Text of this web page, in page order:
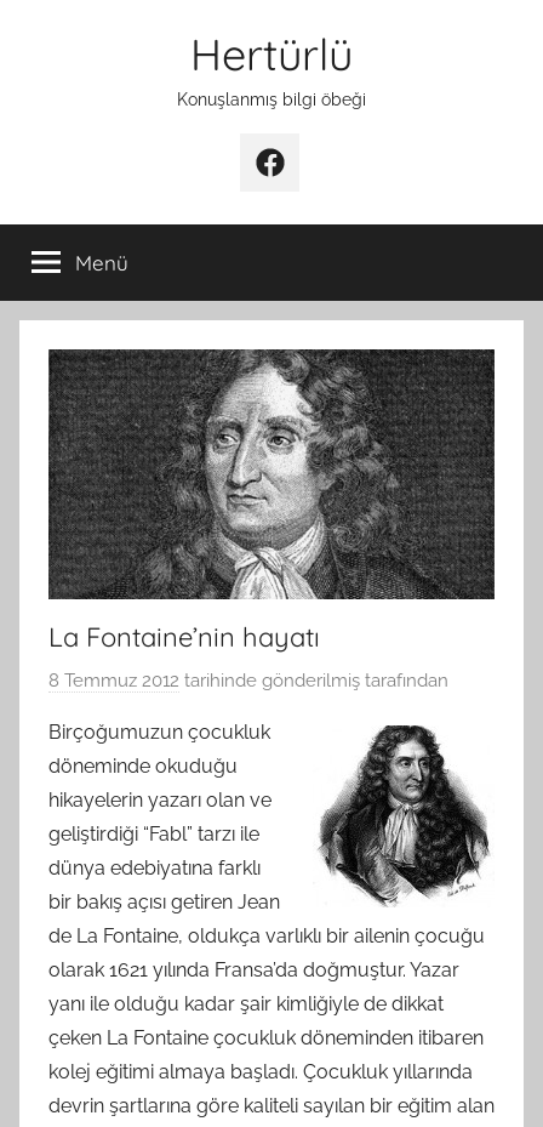
Hertürlü
Konuşlanmış bilgi öbeği
Facebook
Menü
La Fontaine’nin hayatı
8 Temmuz 2012 tarihinde gönderilmiş tarafından
Birçoğumuzun çocukluk
döneminde okuduğu
hikayelerin yazarı olan ve
geliştirdiği “Fabl” tarzı ile
dünya edebiyatına farklı
bir bakış açısı getiren Jean
de La Fontaine, oldukça varlıklı bir ailenin çocuğu
olarak 1621 yılında Fransa’da doğmuştur. Yazar
yanı ile olduğu kadar şair kimliğiyle de dikkat
çeken La Fontaine çocukluk döneminden itibaren
kolej eğitimi almaya başladı. Çocukluk yıllarında
devrin şartlarına göre kaliteli sayılan bir eğitim alan